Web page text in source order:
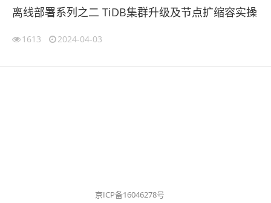
离线部署系列之二 TiDB集群升级及节点扩缩容实操
1613 2024-04-03
京ICP备16046278号